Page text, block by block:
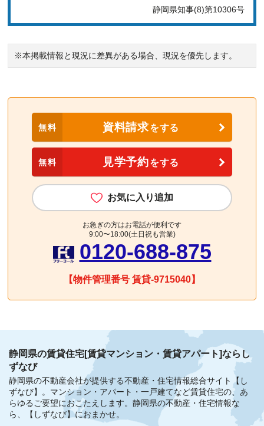
静岡県知事(8)第10306号
※本掲載情報と現況に差異がある場合、現況を優先します。
無料 資料請求をする
無料 見学予約をする
お気に入り追加
お急ぎの方はお電話が便利です
9:00〜18:00(土日祝も営業)
0120-688-875
【物件管理番号 賃貸-9715040】
静岡県の賃貸住宅[賃貸マンション・賃貸アパート]ならし
ずなび
静岡県の不動産会社が提供する不動産・住宅情報総合サイト【し
ずなび】。 マンション・アパート・一戸建てなど賃貸住宅の、あ
らゆるご要望におこたえします。 静岡県の不動産・住宅情報な
ら、【しずなび】におまかせ。